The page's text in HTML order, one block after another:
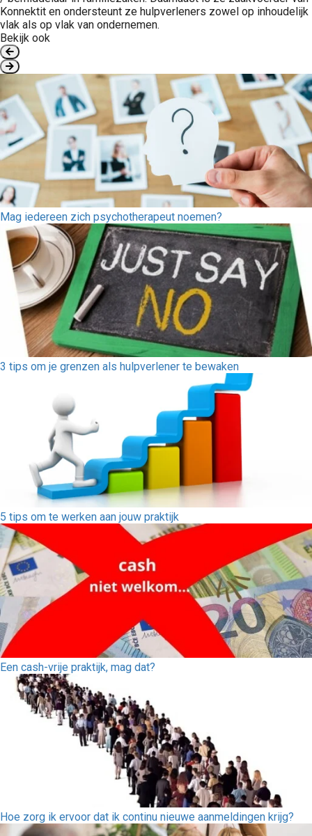
Konnektit en ondersteunt ze hulpverleners zowel op inhoudelijk
vlak als op vlak van ondernemen.
Bekijk ook
Mag iedereen zich psychotherapeut noemen?
3 tips om je grenzen als hulpverlener te bewaken
5 tips om te werken aan jouw praktijk
Een cash-vrije praktijk, mag dat?
Hoe zorg ik ervoor dat ik continu nieuwe aanmeldingen krijg?